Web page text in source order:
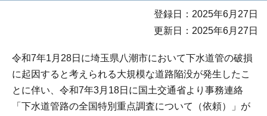
登録日：2025年6月27日
更新日：2025年6月27日
令和7年1月28日に埼玉県八潮市において下水道管の破損
に起因すると考えられる大規模な道路陥没が発生したこ
とに伴い、令和7年3月18日に国土交通省より事務連絡
「下水道管路の全国特別重点調査について（依頼）」が